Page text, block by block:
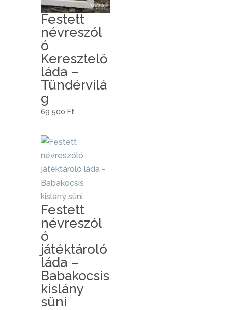
Festett
névreszól
ó
Keresztelő
láda –
Tündérvilá
g
69 500 Ft
Festett
névreszól
ó
játéktároló
láda –
Babakocsis
kislány
süni